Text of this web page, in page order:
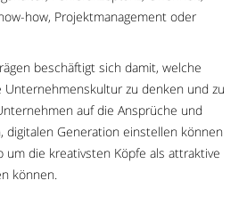
how, Projektmanagement oder
beschäftigt sich damit, welche
Unternehmenskultur zu denken und zu
auf die Ansprüche und
digitalen Generation einstellen können
um die kreativsten Köpfe als attraktive
können.